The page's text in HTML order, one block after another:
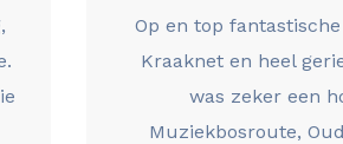
Op en top
Kraaknet en heel
was zeker een
Muziekbosroute,